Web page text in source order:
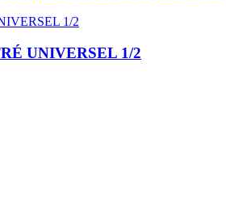
UNIVERSEL 1/2